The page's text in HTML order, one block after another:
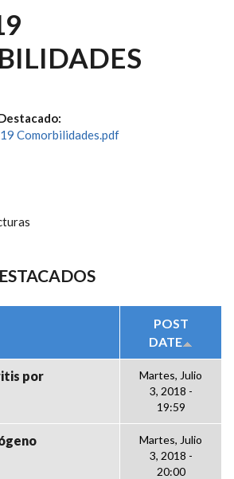
Comorbilidades.pdf
POST
DATE
por
Martes, Julio
3, 2018 -
19:59
Martes, Julio
3, 2018 -
20:00